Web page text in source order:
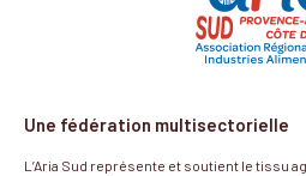
Une fédération multisectorielle
L’Aria Sud représente et soutient le tissu